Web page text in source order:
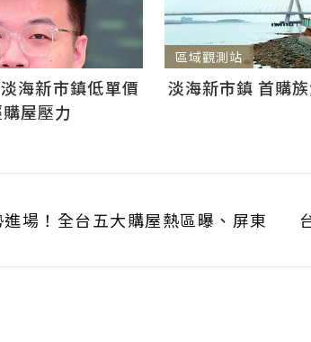
海新市鎮低單價
屋壓力
區域觀測站
淡海新市鎮 首購
場！全台五大購屋熱區曝、屏東